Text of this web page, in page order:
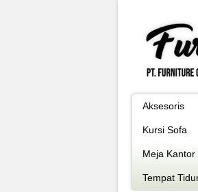
Aksesoris
Kursi Sofa
Meja
Tempat